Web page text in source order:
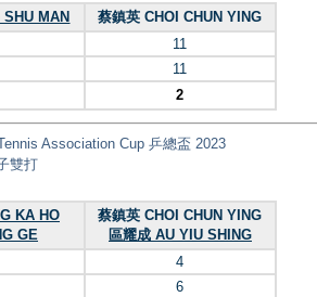
MAN
蔡鎮英 CHOI CHUN YING
11
11
2
Association Cup 乒總盃 2023
雙打
KA HO
GE
蔡鎮英 CHOI CHUN YING
區耀成 AU YIU SHING
4
6